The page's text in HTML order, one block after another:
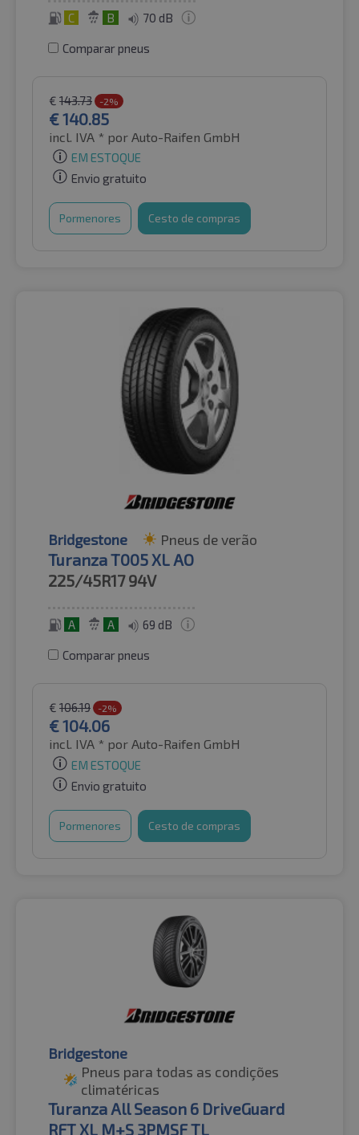
C B 70 dB
Comparar pneus
€ 143.73 -2%
€140.85
incl. IVA * por Auto-Raifen GmbH
EM ESTOQUE
Envio gratuito
Pormenores Cesto de compras
Bridgestone Pneus de verão
Turanza T005 XL AO
225/45R17 94V
A A 69 dB
Comparar pneus
€ 106.19 -2%
€104.06
incl. IVA * por Auto-Raifen GmbH
EM ESTOQUE
Envio gratuito
Pormenores Cesto de compras
Bridgestone
Pneus para todas as condições
climatéricas
Turanza All Season 6 DriveGuard
RFT XL M+S 3PMSF TL